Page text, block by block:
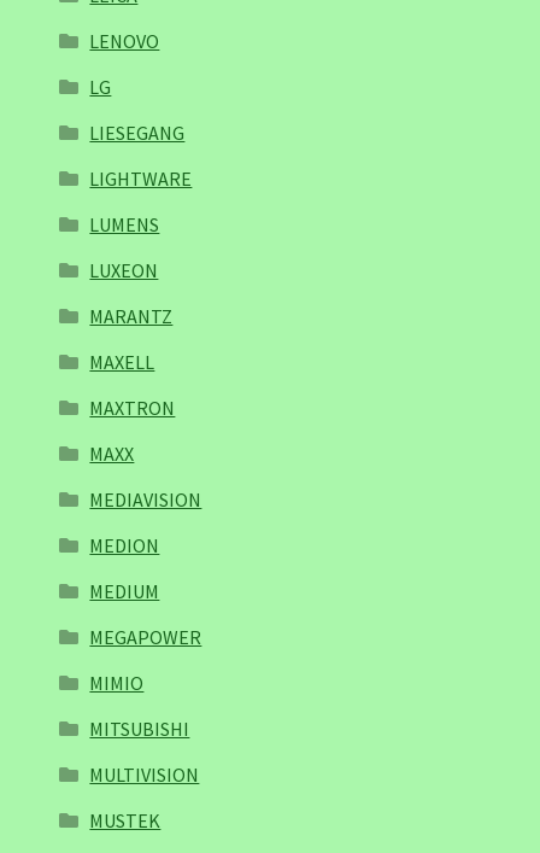
LENOVO
LG
LIESEGANG
LIGHTWARE
LUMENS
LUXEON
MARANTZ
MAXELL
MAXTRON
MAXX
MEDIAVISION
MEDION
MEDIUM
MEGAPOWER
MIMIO
MITSUBISHI
MULTIVISION
MUSTEK